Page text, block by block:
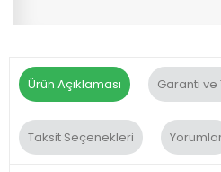
Ürün Açıklaması Garanti
Taksit Seçenekleri